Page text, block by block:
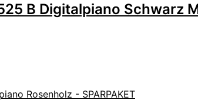
B Digitalpiano Schwarz